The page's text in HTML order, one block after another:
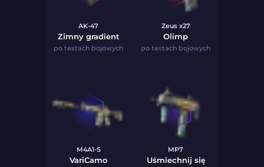
AK-47
Zimny gradient
po testach bojowych
Zeus x27
Olimp
po testach bojowych
M4A1-S
VariCamo
MP7
Uśmiechnij się